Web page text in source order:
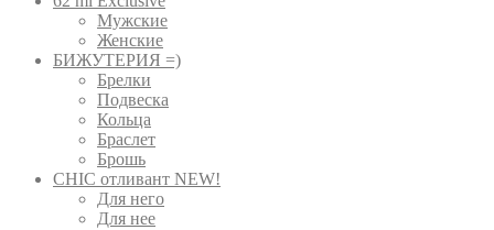
Мужские
Женские
БИЖУТЕРИЯ =)
Брелки
Подвеска
Кольца
Браслет
Брошь
CHIC отливант NEW!
Для него
Для нее